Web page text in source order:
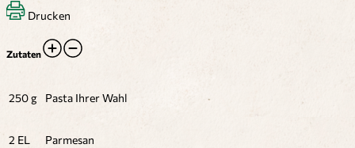
Drucken
Zutaten
250 g Pasta Ihrer Wahl
2 EL Parmesan